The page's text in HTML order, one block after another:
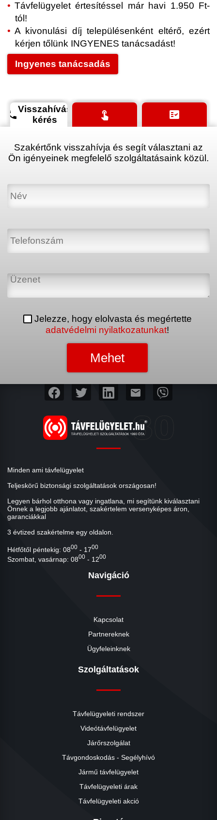
Távfelügyelet értesítéssel már havi 1.950 Ft-
tól!
A kivonulási díj településenként eltérő, ezért
kérjen tőlünk INGYENES tanácsadást!
Ingyenes tanácsadás
phoneVisszahívás
kérés
touch_app fact_check
Szakértőnk visszahívja és segít választani az
Ön igényeinek megfelelő szolgáltatásaink közül.
Jelezze, hogy elolvasta és megértette
adatvédelmi nyilatkozatunkat!
mail
Minden ami távfelügyelet
Teljeskörű biztonsági szolgáltatások országosan!
Legyen bárhol otthona vagy ingatlana, mi segítünk kiválasztani
Önnek a legjobb ajánlatot, szakértelem versenyképes áron,
garanciákkal
3 évtized szakértelme egy oldalon.
Hétfőtől péntekig: 0800 - 1700
Szombat, vasárnap: 0800 - 1200
Navigáció
Kapcsolat
Partnereknek
Ügyfeleinknek
Szolgáltatások
Távfelügyeleti rendszer
Videótávfelügyelet
Járőrszolgálat
Távgondoskodás - Segélyhívó
Jármű távfelügyelet
Távfelügyeleti árak
Távfelügyeleti akció